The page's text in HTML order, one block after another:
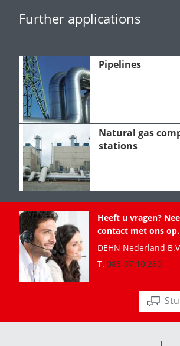
Further applications
Pipelines
Natural gas
stations
Heeft u vragen?
contact met ons op.
DEHN Nederland
T. 085-07 10 280